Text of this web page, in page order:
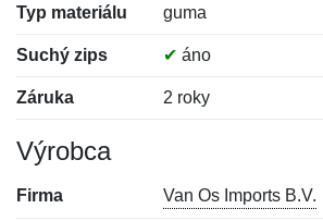
Typ materiálu guma
Suchý zips ✔ áno
Záruka 2 roky
Výrobca
Firma Van Os Imports B.V.